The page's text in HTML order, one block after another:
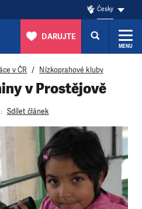
Česky
DARUJTE
MENU
v ČR Nízkoprahové kluby
v Prostějově
Sdílet článek